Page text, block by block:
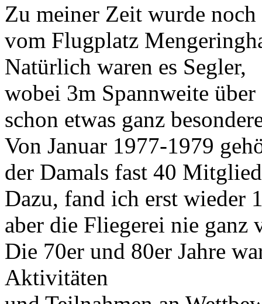
Zu meiner Zeit wurde
vom Flugplatz
Natürlich waren es Segler,
wobei 3m Spannweite über
schon etwas ganz
Von Januar 1977-1979
der Damals fast 40
Dazu, fand ich erst wieder
aber die Fliegerei nie ganz
Die 70er und 80er Jahre
Aktivitäten